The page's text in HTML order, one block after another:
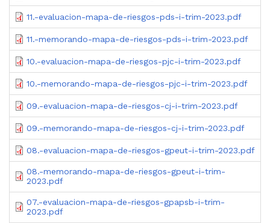
11.-evaluacion-mapa-de-riesgos-pds-i-trim-2023.pdf
11.-memorando-mapa-de-riesgos-pds-i-trim-2023.pdf
10.-evaluacion-mapa-de-riesgos-pjc-i-trim-2023.pdf
10.-memorando-mapa-de-riesgos-pjc-i-trim-2023.pdf
09.-evaluacion-mapa-de-riesgos-cj-i-trim-2023.pdf
09.-memorando-mapa-de-riesgos-cj-i-trim-2023.pdf
08.-evaluacion-mapa-de-riesgos-gpeut-i-trim-2023.pdf
08.-memorando-mapa-de-riesgos-gpeut-i-trim-
2023.pdf
07.-evaluacion-mapa-de-riesgos-gpapsb-i-trim-
2023.pdf